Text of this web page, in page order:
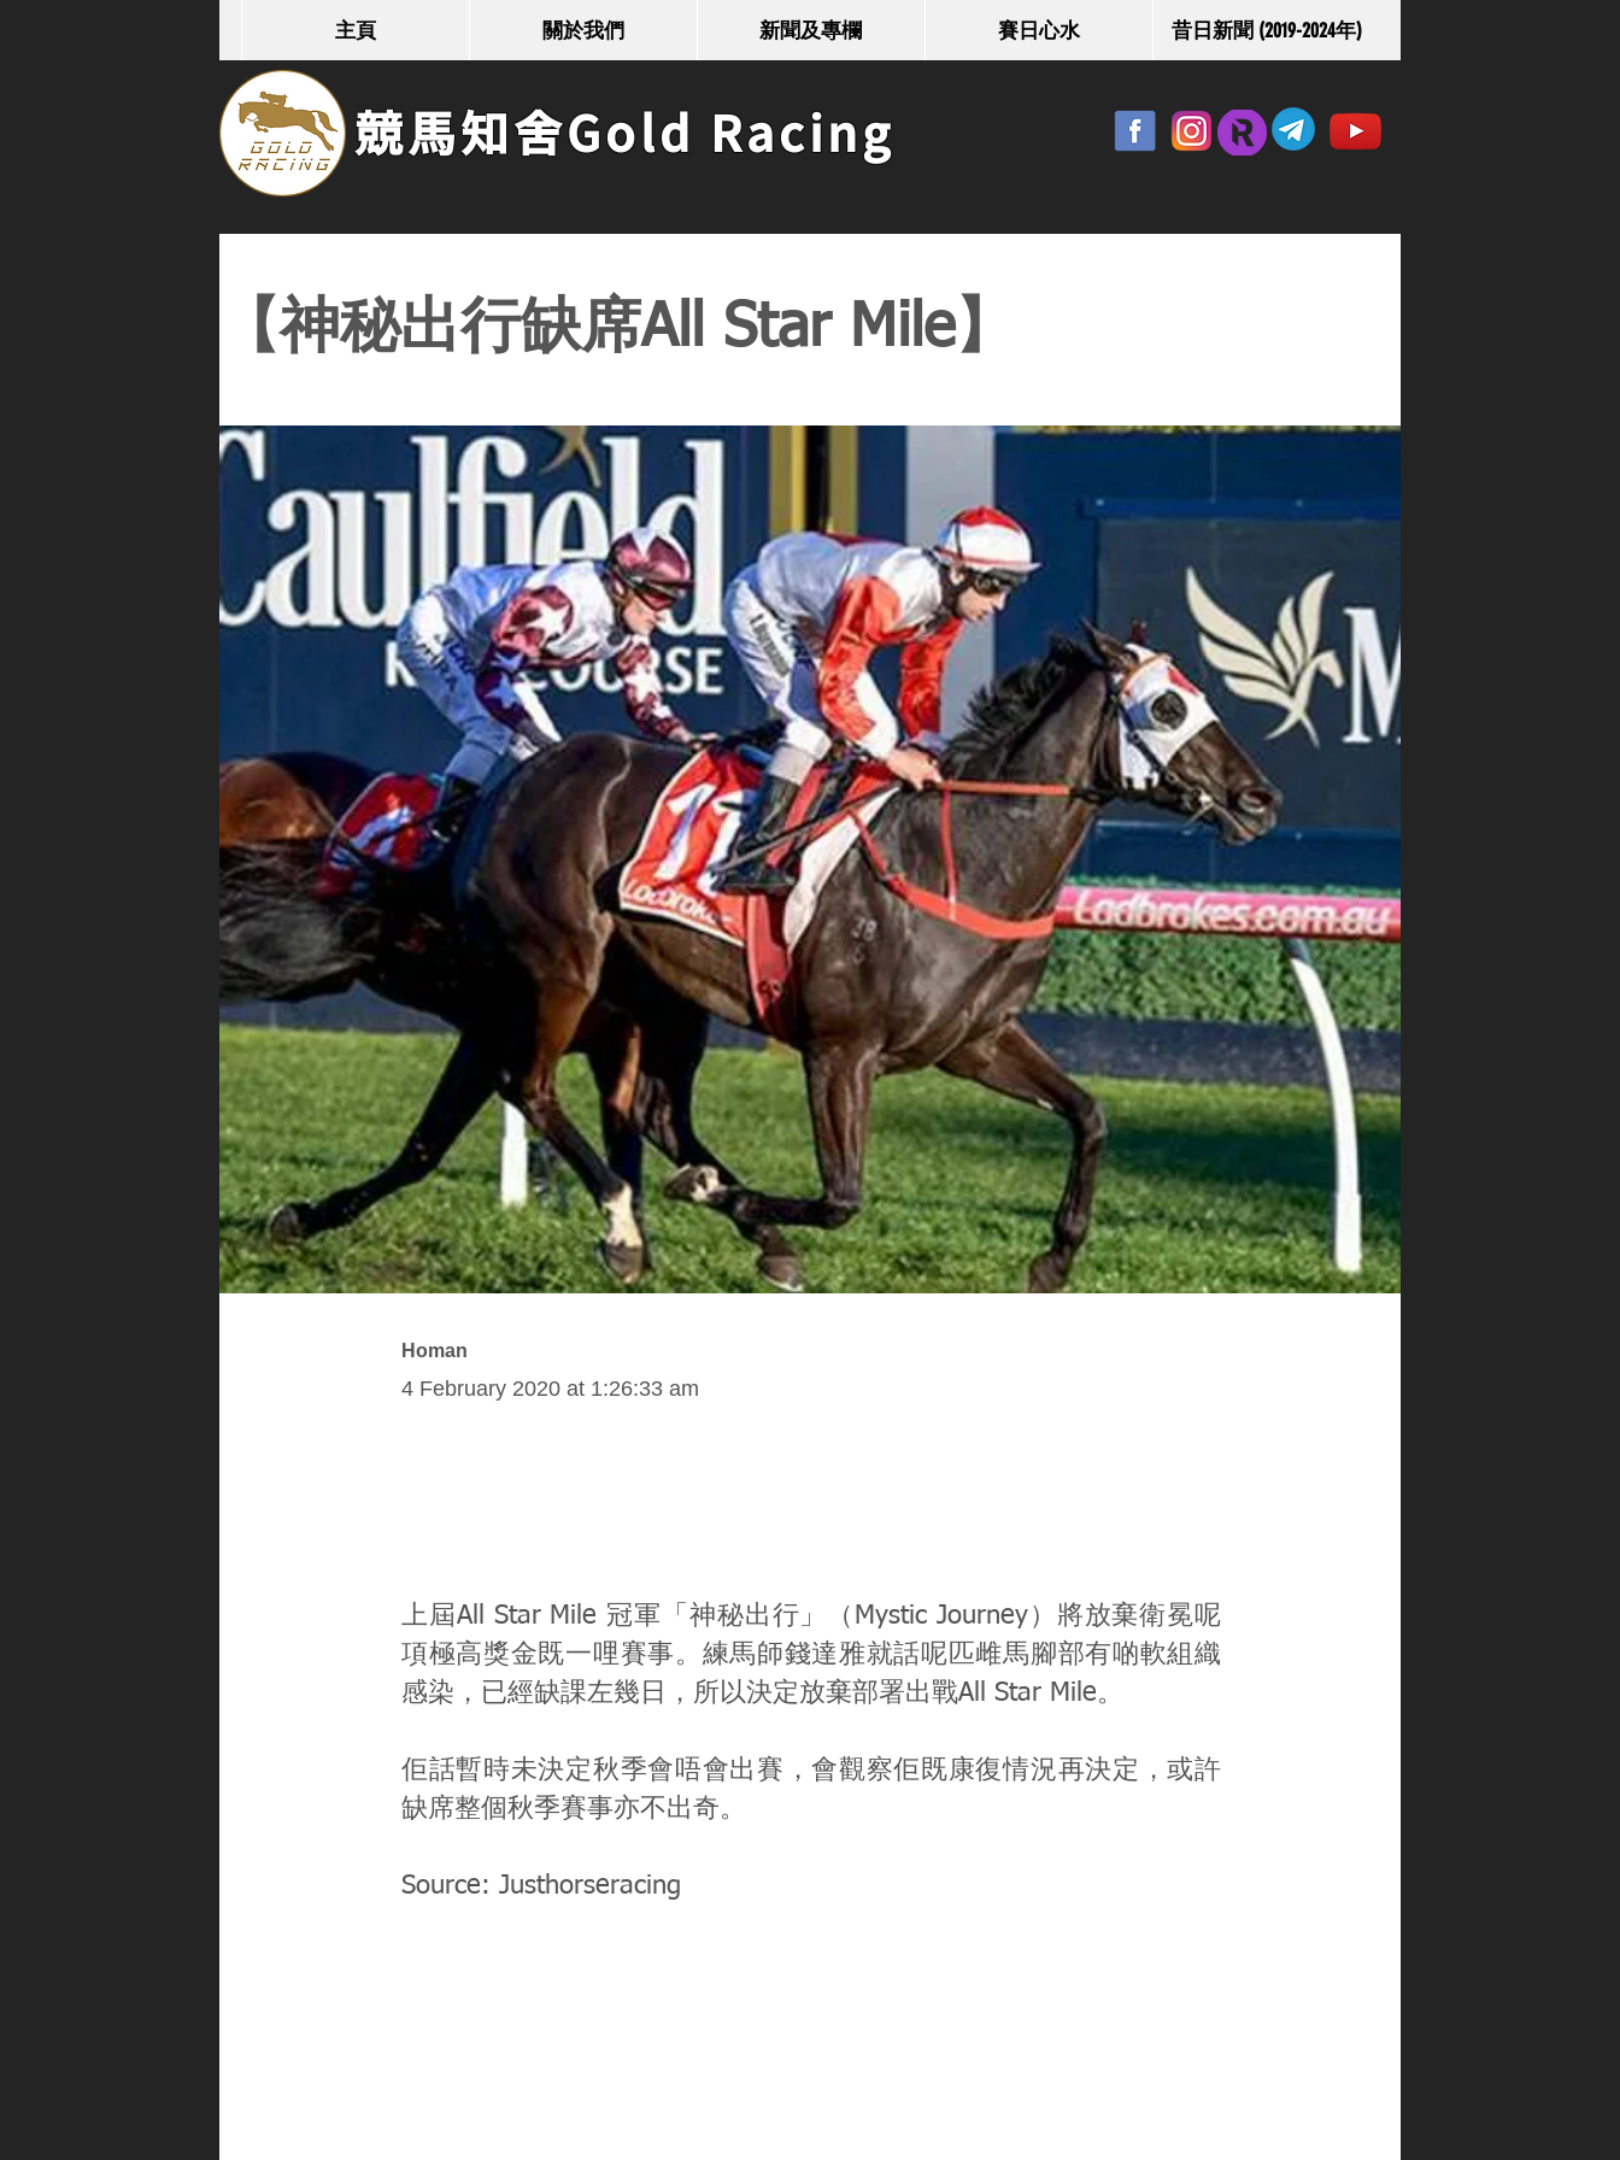
主頁 關於我們 新聞及專欄 賽日心水 昔日新聞 (2019-2024年)
競馬知舍Gold Racing
【神秘出行缺席All Star Mile】
Homan
4 February 2020 at 1:26:33 am
上屆All Star Mile 冠軍「神秘出行」（Mystic Journey）將放棄衛冕呢
項極高獎金既一哩賽事。練馬師錢達雅就話呢匹雌馬腳部有啲軟組織
感染，已經缺課左幾日，所以決定放棄部署出戰All Star Mile。
佢話暫時未決定秋季會唔會出賽，會觀察佢既康復情況再決定，或許
缺席整個秋季賽事亦不出奇。
Source: Justhorseracing